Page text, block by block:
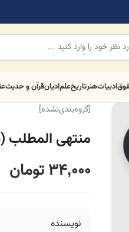
ادبیاتهنرتاریخعلمادیانقرآن و حدیث
[گروه‌بندی‌نشده]
منتهی المطلب
34,000 تومان
نویسنده